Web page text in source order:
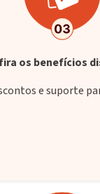
os benefícios
e suporte